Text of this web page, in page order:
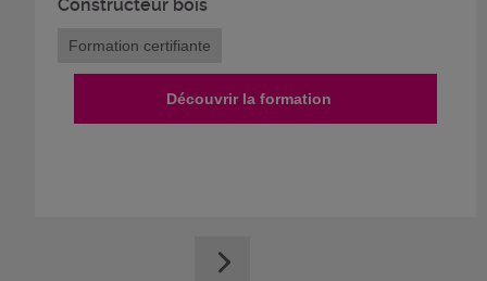
Constructeur bois
Formation certifiante
Découvrir la formation